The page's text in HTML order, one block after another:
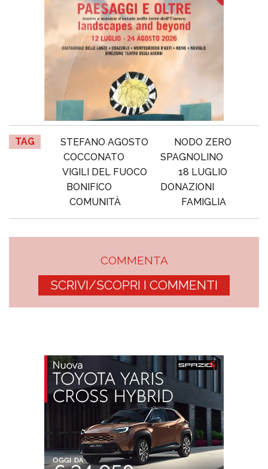
TAG STEFANO AGOSTO
NODO ZERO
COCCONATO
SPAGNOLINO
VIGILI DEL FUOCO
18 LUGLIO
BONIFICO
DONAZIONI
COMUNITÀ
FAMIGLIA
COMMENTA
SCRIVI/SCOPRI I COMMENTI